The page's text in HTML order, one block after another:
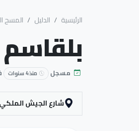
الرئيسية الدليل المسح
مسجل منذ 4 سنوات
شارع الجيش الملكي عمارة 49 ( عمارة مرحبا )